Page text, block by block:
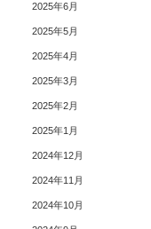
2025年6月
2025年5月
2025年4月
2025年3月
2025年2月
2025年1月
2024年12月
2024年11月
2024年10月